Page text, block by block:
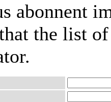
abonnent
the list